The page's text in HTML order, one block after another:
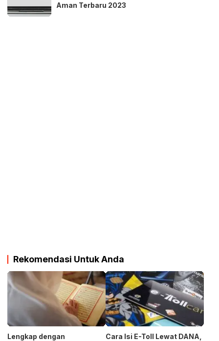
Aman Terbaru 2023
Rekomendasi Untuk Anda
Lengkap dengan
Cara Isi E-Toll Lewat DANA,